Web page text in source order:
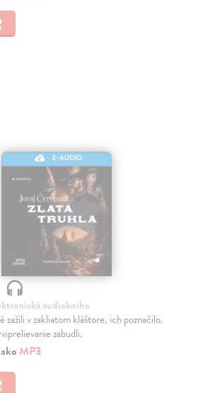
E-AUDIO
audiokniha
v zakliatom kláštore, ich poznačilo.
zabudli.
MP3